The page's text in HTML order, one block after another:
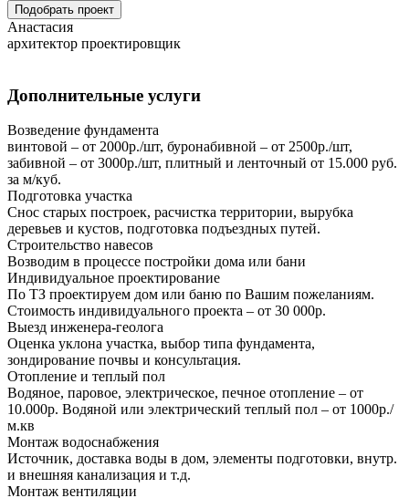
Подобрать проект
Анастасия
архитектор проектировщик
Дополнительные услуги
Возведение фундамента
винтовой – от 2000р./шт, буронабивной – от 2500р./шт,
забивной – от 3000р./шт, плитный и ленточный от 15.000 руб.
за м/куб.
Подготовка участка
Снос старых построек, расчистка территории, вырубка
деревьев и кустов, подготовка подъездных путей.
Строительство навесов
Возводим в процессе постройки дома или бани
Индивидуальное проектирование
По ТЗ проектируем дом или баню по Вашим пожеланиям.
Стоимость индивидуального проекта – от 30 000р.
Выезд инженера-геолога
Оценка уклона участка, выбор типа фундамента,
зондирование почвы и консультация.
Отопление и теплый пол
Водяное, паровое, электрическое, печное отопление – от
10.000р. Водяной или электрический теплый пол – от 1000р./
м.кв
Монтаж водоснабжения
Источник, доставка воды в дом, элементы подготовки, внутр.
и внешняя канализация и т.д.
Монтаж вентиляции